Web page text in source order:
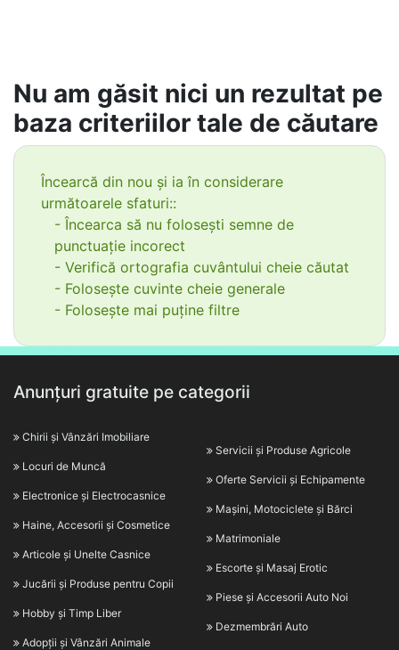
Nu am găsit nici un rezultat pe
baza criteriilor tale de căutare
Încearcă din nou și ia în considerare
următoarele sfaturi::
- Încearca să nu folosești semne de
punctuație incorect
- Verifică ortografia cuvântului cheie căutat
- Folosește cuvinte cheie generale
- Folosește mai puține filtre
Anunțuri gratuite pe categorii
Chirii și Vânzări Imobiliare
Locuri de Muncă
Electronice și Electrocasnice
Haine, Accesorii și Cosmetice
Articole și Unelte Casnice
Jucării și Produse pentru Copii
Hobby și Timp Liber
Adopții și Vânzări Animale
Servicii și Produse Agricole
Oferte Servicii și Echipamente
Mașini, Motociclete și Bărci
Matrimoniale
Escorte și Masaj Erotic
Piese și Accesorii Auto Noi
Dezmembrări Auto